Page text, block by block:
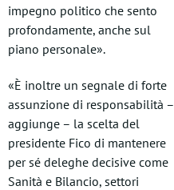
impegno politico che sento
profondamente, anche sul
piano personale».
«È inoltre un segnale di forte
assunzione di responsabilità –
aggiunge – la scelta del
presidente Fico di mantenere
per sé deleghe decisive come
Sanità e Bilancio, settori